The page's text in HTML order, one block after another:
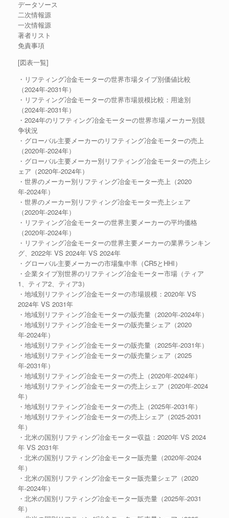
データソース
二次情報源
一次情報源
著者リスト
免責事項
[図表一覧]
・リフティング冶金モーターの世界市場タイプ別価値比較
（2024年-2031年）
・リフティング冶金モーターの世界市場規模比較：用途別
（2024年-2031年）
・2024年のリフティング冶金モーターの世界市場メーカー別競
争状況
・グローバル主要メーカーのリフティング冶金モーターの売上
（2020年-2024年）
・グローバル主要メーカー別リフティング冶金モーターの売上シ
ェア（2020年-2024年）
・世界のメーカー別リフティング冶金モーター売上（2020
年-2024年）
・世界のメーカー別リフティング冶金モーター売上シェア
（2020年-2024年）
・リフティング冶金モーターの世界主要メーカーの平均価格
（2020年-2024年）
・リフティング冶金モーターの世界主要メーカーの業界ランキン
グ、2022年 VS 2024年 VS 2024年
・グローバル主要メーカーの市場集中率（CR5とHHI）
・企業タイプ別世界のリフティング冶金モーター市場（ティア
1、ティア2、ティア3）
・地域別リフティング冶金モーターの市場規模：2020年 VS
2024年 VS 2031年
・地域別リフティング冶金モーターの販売量（2020年-2024年）
・地域別リフティング冶金モーターの販売量シェア（2020
年-2024年）
・地域別リフティング冶金モーターの販売量（2025年-2031年）
・地域別リフティング冶金モーターの販売量シェア（2025
年-2031年）
・地域別リフティング冶金モーターの売上（2020年-2024年）
・地域別リフティング冶金モーターの売上シェア（2020年-2024
年）
・地域別リフティング冶金モーターの売上（2025年-2031年）
・地域別リフティング冶金モーターの売上シェア（2025-2031
年）
・北米の国別リフティング冶金モーター収益：2020年 VS 2024
年 VS 2031年
・北米の国別リフティング冶金モーター販売量（2020年-2024
年）
・北米の国別リフティング冶金モーター販売量シェア（2020
年-2024年）
・北米の国別リフティング冶金モーター販売量（2025年-2031
年）